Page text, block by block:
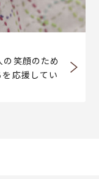
笑顔のため
応援してい